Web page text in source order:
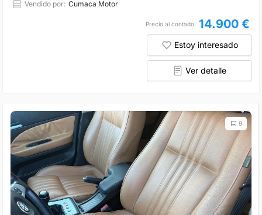
Vendido por: Cumaca Motor
Precio al contado 14.900 €
Estoy interesado
Ver detalle
9